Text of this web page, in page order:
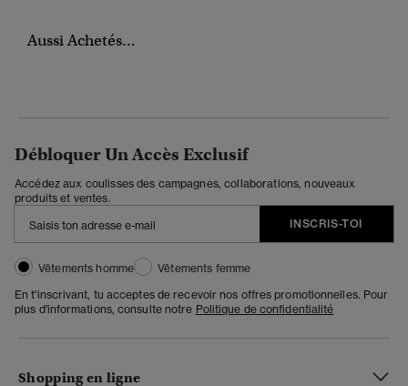
Aussi Achetés...
Débloquer Un Accès Exclusif
Accédez aux coulisses des campagnes, collaborations, nouveaux
produits et ventes.
INSCRIS-TOI
Vêtements homme
Vêtements femme
En t'inscrivant, tu acceptes de recevoir nos offres promotionnelles. Pour
plus d'informations, consulte notre Politique de confidentialité
Shopping en ligne